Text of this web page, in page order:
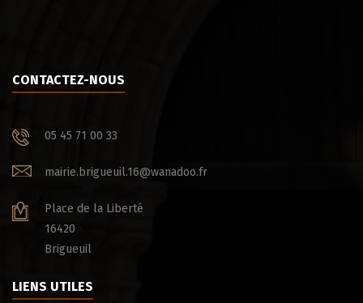
CONTACTEZ-NOUS
05 45 71 00 33
mairie.brigueuil.16@wanadoo.fr
Place de la Liberté
16420
Brigueuil
LIENS UTILES